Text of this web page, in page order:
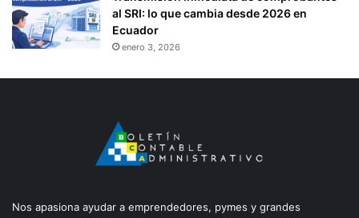
al SRI: lo que cambia desde 2026 en
Ecuador
enero 3, 2026
Nos apasiona ayudar a emprendedores, pymes y grandes